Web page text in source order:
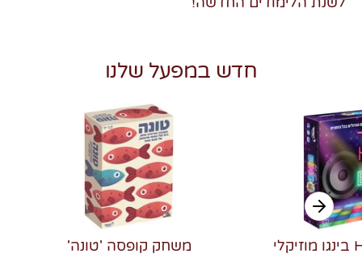
חדש במפעל שלנו
משחק קופסה 'טונה'